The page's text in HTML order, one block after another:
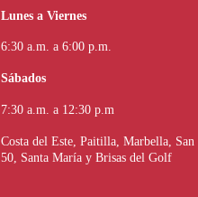
Lunes a Viernes
6:30 a.m. a 6:00 p.m.
Sábados
7:30 a.m. a 12:30 p.m
Costa del Este, Paitilla, Marbella,
50, Santa María y Brisas del Golf